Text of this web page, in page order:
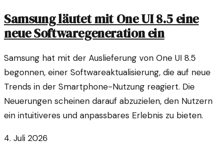
Samsung läutet mit One UI 8.5 eine
neue Softwaregeneration ein
Samsung hat mit der Auslieferung von One UI 8.5
begonnen, einer Softwareaktualisierung, die auf neue
Trends in der Smartphone-Nutzung reagiert. Die
Neuerungen scheinen darauf abzuzielen, den Nutzern
ein intuitiveres und anpassbares Erlebnis zu bieten.
4. Juli 2026